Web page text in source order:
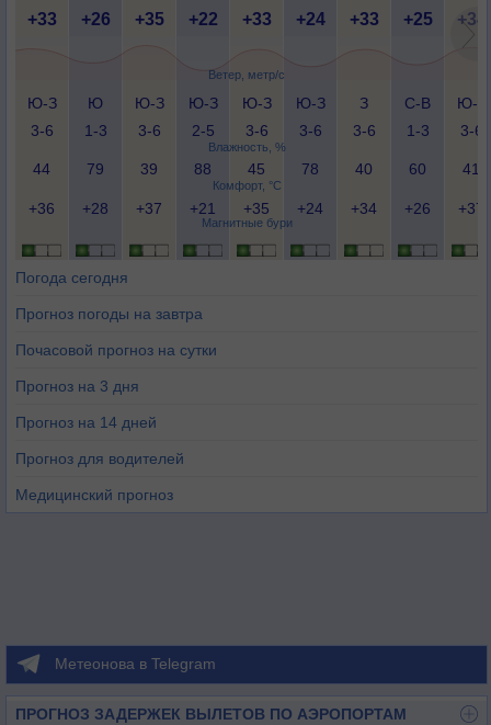
Ветер, метр/с
Влажность, %
Комфорт, °C
Магнитные бури
+33 +26 +35 +22 +33 +24 +33 +25 +34
Ю-З
3-6
Ю
1-3
Ю-З
3-6
Ю-З
2-5
Ю-З
3-6
Ю-З
3-6
З
3-6
С-В
1-3
Ю-З
3-6
44 79 39 88 45 78 40 60 41
+36 +28 +37 +21 +35 +24 +34 +26 +37
Погода сегодня
Прогноз погоды на завтра
Почасовой прогноз на сутки
Прогноз на 3 дня
Прогноз на 14 дней
Прогноз для водителей
Медицинский прогноз
Метеонова в Telegram
ПРОГНОЗ ЗАДЕРЖЕК ВЫЛЕТОВ ПО АЭРОПОРТАМ